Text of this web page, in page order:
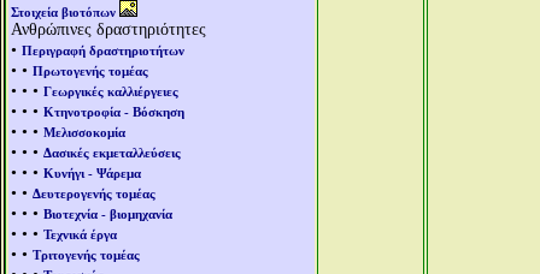
Στοιχεία βιοτόπων
Ανθρώπινες δραστηριότητες
• Περιγραφή δραστηριοτήτων
• • Πρωτογενής τομέας
• • • Γεωργικές καλλιέργειες
• • • Κτηνοτροφία - Βόσκηση
• • • Μελισσοκομία
• • • Δασικές εκμεταλλεύσεις
• • • Κυνήγι - Ψάρεμα
• • Δευτερογενής τομέας
• • • Βιοτεχνία - βιομηχανία
• • • Τεχνικά έργα
• • Τριτογενής τομέας